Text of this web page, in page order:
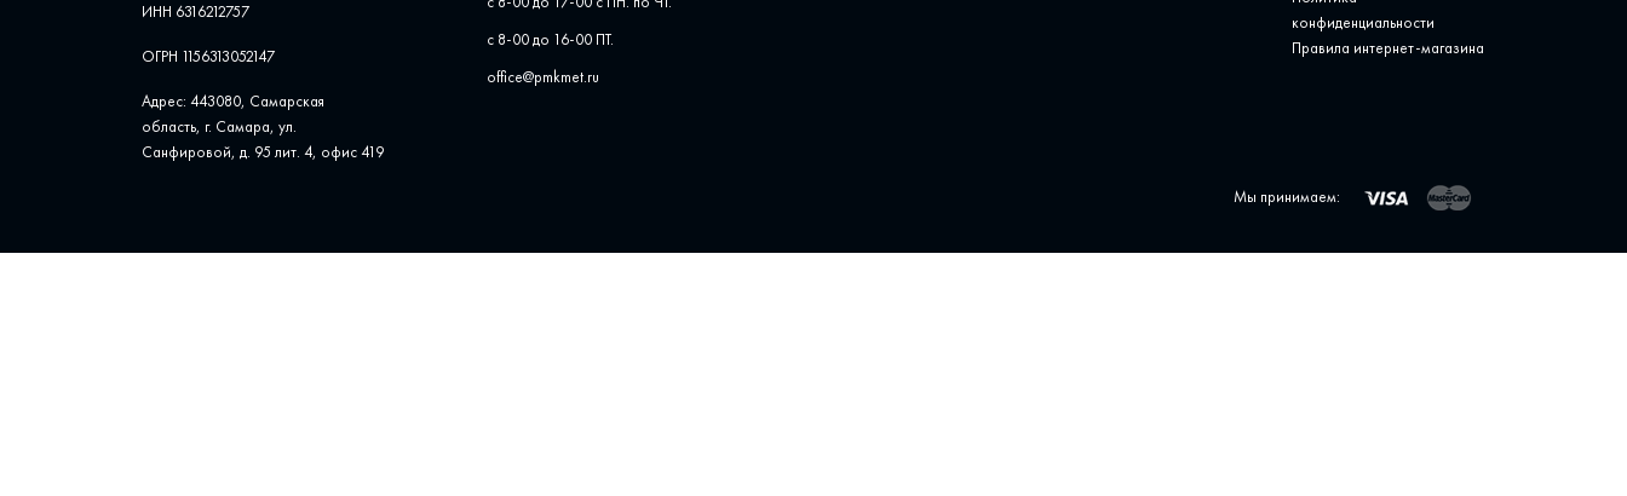
ИНН 6316212757
ОГРН 1156313052147
Адрес: 443080, Самарская
область, г. Самара, ул. ​
Санфировой, д. 95 лит. 4, офис ​419
с 8-00 до 16-00 ПТ.
office@pmkmet.ru
конфиденциальности
Правила интернет-магазина
Мы принимаем: